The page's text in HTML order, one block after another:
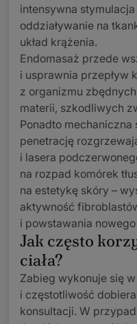
intensywna
oddziaływanie na
układ krążenia.
Endomasaż przede
i usprawnia przepływ
z organizmu
materii, szkodliwych
Ponadto mechaniczna
penetrację
i lasera
na rozpad komórek
na estetykę skóry –
aktywność
i powstawania
Jak często
ciała?
Zabieg wykonuje się
i częstotliwość
konsultacji. W